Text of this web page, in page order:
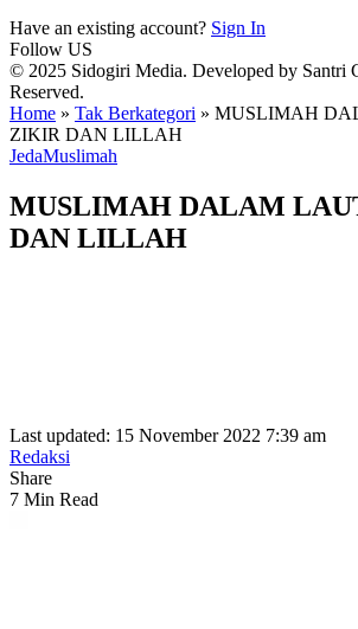
Have an existing account? Sign In
Follow US
© 2025 Sidogiri Media. Developed by Santri
Reserved.
Home » Tak Berkategori » MUSLIMAH
ZIKIR DAN LILLAH
JedaMuslimah
MUSLIMAH DALAM
DAN LILLAH
Last updated: 15 November 2022 7:39 am
Redaksi
Share
7 Min Read